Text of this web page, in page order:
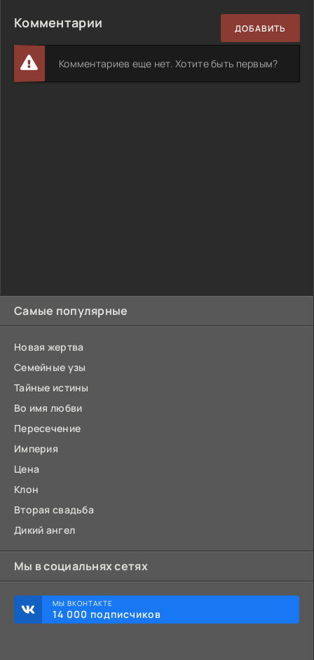
Самые популярные
Новая жертва
Семейные узы
Тайные истины
Во имя любви
Пересечение
Империя
Цена
Клон
Вторая свадьба
Дикий ангел
Мы в социальнях сетях
МЫ ВКОНТАКТЕ
14 000 подписчиков
Комментарии ДОБАВИТЬ
Комментариев еще нет. Хотите быть первым?